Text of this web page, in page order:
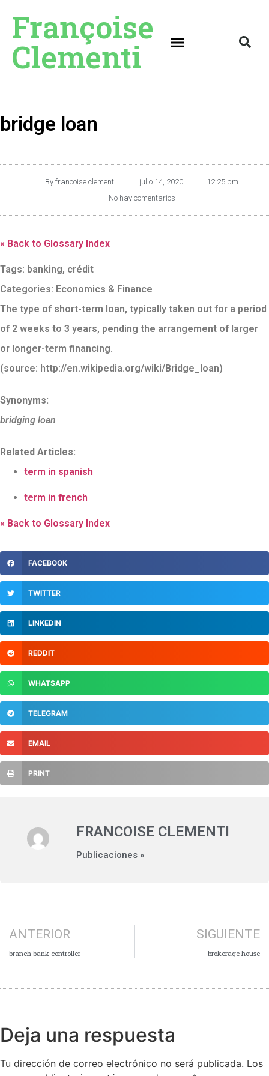
Françoise
Clementi
bridge loan
By francoise clementi julio 14, 2020
12:25 pm
No hay comentarios
« Back to Glossary Index
Tags: banking, crédit
Categories: Economics & Finance
The type of short-term loan, typically taken out for a period
of 2 weeks to 3 years, pending the arrangement of larger
or longer-term financing.
(source: http://en.wikipedia.org/wiki/Bridge_loan)
Synonyms:
bridging loan
Related Articles:
term in spanish
term in french
« Back to Glossary Index
FACEBOOK
TWITTER
LINKEDIN
REDDIT
WHATSAPP
TELEGRAM
EMAIL
PRINT
FRANCOISE CLEMENTI
Publicaciones »
ANTERIOR
branch bank controller
SIGUIENTE
brokerage house
Deja una respuesta
Tu dirección de correo electrónico no será publicada. Los